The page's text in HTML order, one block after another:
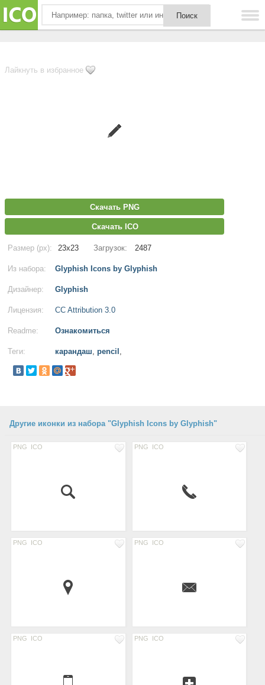
Лайкнуть в избранное
Скачать PNG
Скачать ICO
Размер (px): 23x23 Загрузок: 2487
Из набора: Glyphish Icons by Glyphish
Дизайнер: Glyphish
Лицензия: CC Attribution 3.0
Readme: Ознакомиться
Теги: карандаш, pencil ,
Другие иконки из набора "Glyphish Icons by Glyphish"
PNG ICO PNG ICO
PNG ICO PNG ICO
PNG ICO PNG ICO